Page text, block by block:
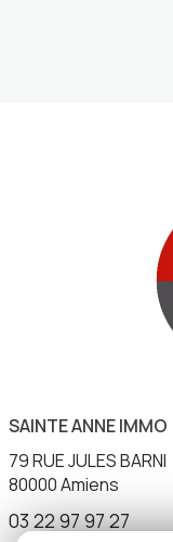
SAINTE ANNE IMMO
79 RUE JULES BARNI
80000Amiens
03 22 97 97 27